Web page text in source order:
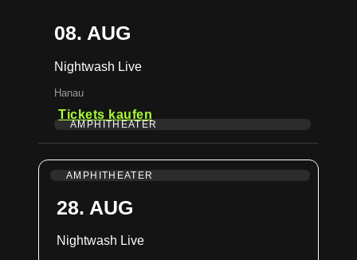
08. AUG
Nightwash Live
Hanau
Tickets kaufen
AMPHITHEATER
AMPHITHEATER
28. AUG
Nightwash Live